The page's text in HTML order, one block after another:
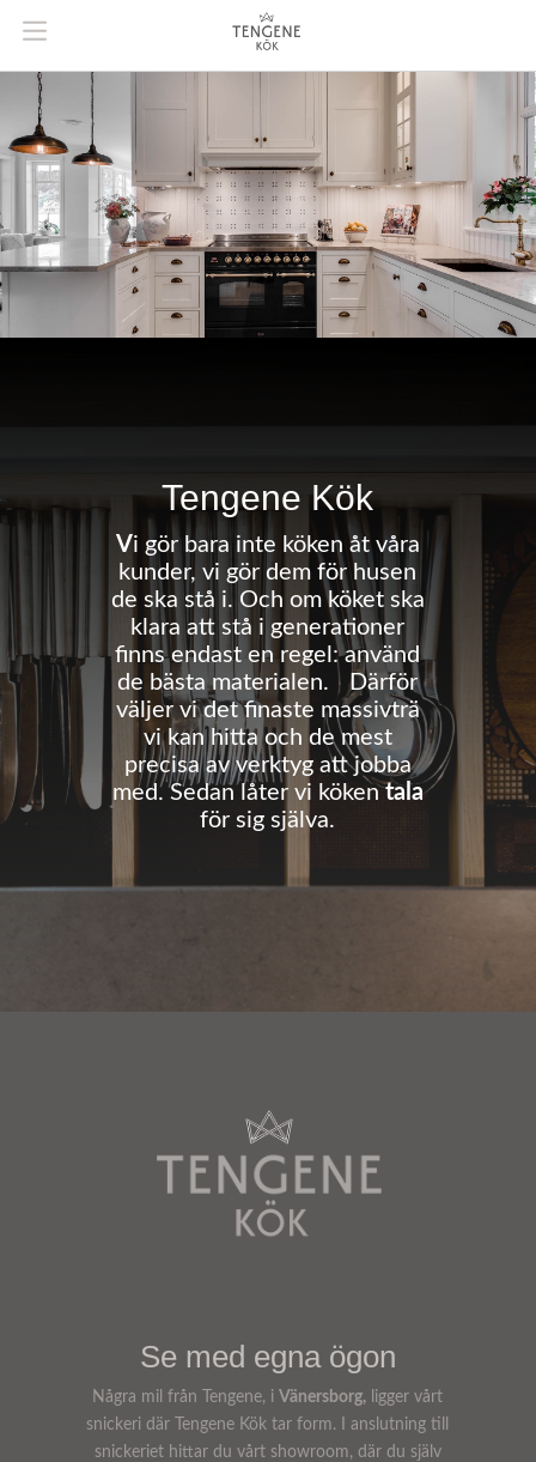

Tengene Kök
Vi gör bara inte köken åt våra
kunder, vi gör dem för husen
de ska stå i. Och om köket ska
klara att stå i generationer
finns endast en regel: använd
de bästa materialen. Därför
väljer vi det finaste massivträ
vi kan hitta och de mest
precisa av verktyg att jobba
med. Sedan låter vi kökentala
för sig själva.
Se med egna ögon
Några mil från Tengene, iVänersborg, ligger vårt
snickeri där Tengene Kök tar form. I anslutning till
snickeriet hittar du vårt showroom, där du själv